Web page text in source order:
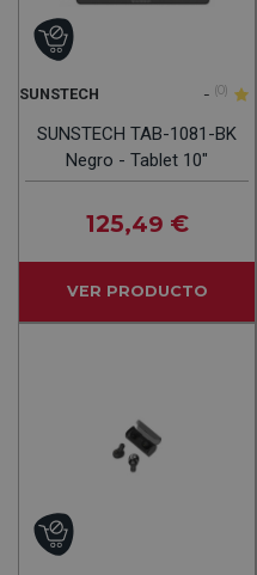
SUNSTECH - (0)
SUNSTECH TAB-1081-BK
Negro - Tablet 10"
125,49 €
VER PRODUCTO